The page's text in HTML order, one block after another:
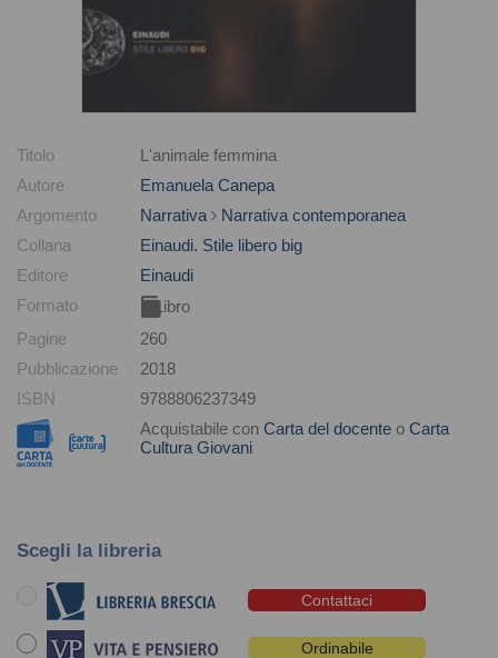
Titolo
L'animale femmina
Autore
Emanuela Canepa
Argomento
Narrativa
Narrativa contemporanea
Collana
Einaudi. Stile libero big
Editore
Einaudi
Formato
Libro
Pagine
260
Pubblicazione
2018
ISBN
9788806237349
Acquistabile con Carta del docente o Carta
Cultura Giovani
Scegli la libreria
Contattaci
Ordinabile